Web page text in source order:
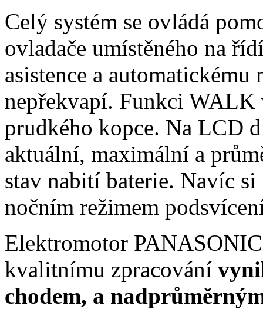
Celý systém se ovládá
ovladače umístěného na
asistence a automatickému
nepřekvapí. Funkci
prudkého kopce. Na LCD
aktuální, maximální a
stav nabití baterie. Navíc
nočním režimem
Elektromotor
kvalitnímu zpracování
chodem, a